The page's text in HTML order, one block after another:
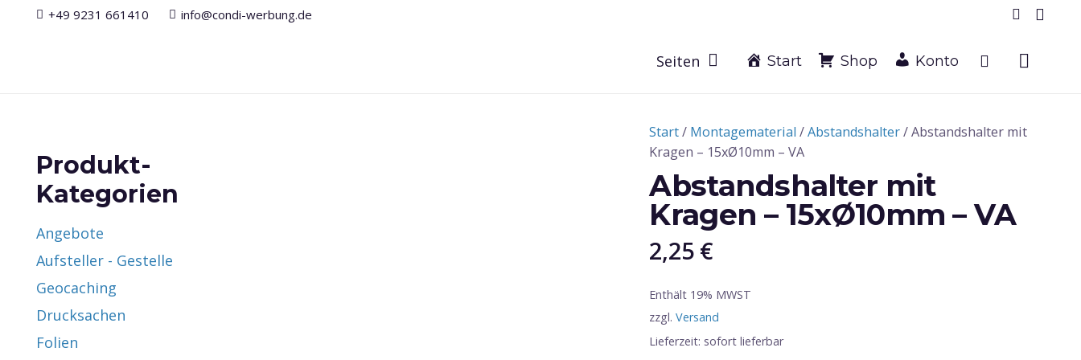
+49 9231 661410 info@condi-werbung.de
Seiten Start Shop Konto
Start/ Montagematerial /Abstandshalter/ Abstandshalter mit
Kragen – 15xØ10mm – VA
Abstandshalter mit
Kragen – 15xØ10mm – VA
2,25 €
Enthält 19% MWST
zzgl.Versand
Lieferzeit: sofort lieferbar
Produkt-
Kategorien
Angebote
Aufsteller - Gestelle
Geocaching
Drucksachen
Folien